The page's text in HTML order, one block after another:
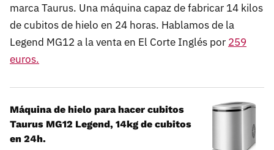
marca Taurus. Una máquina capaz de fabricar 14 kilos
de cubitos de hielo en 24 horas. Hablamos de la
Legend MG12 a la venta en El Corte Inglés por 259
euros.
Máquina de hielo para hacer cubitos
Taurus MG12 Legend, 14kg de cubitos
en 24h.